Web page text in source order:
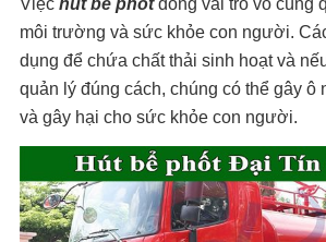
Việc hut be photđóng vai trò vô cùng
môi trường và sức khỏe con người.
dụng để chứa chất thải sinh hoạt và
quản lý đúng cách, chúng có thể gây ô
và gây hại cho sức khỏe con người.